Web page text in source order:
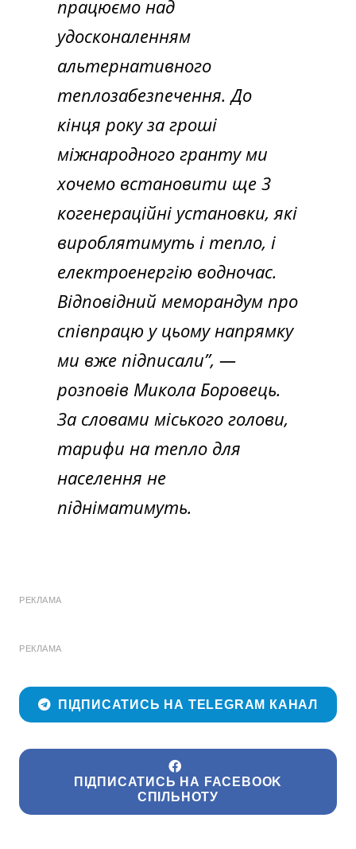
працюємо над
удосконаленням
альтернативного
теплозабезпечення. До
кінця року за гроші
міжнародного гранту ми
хочемо встановити ще 3
когенераційні установки, які
вироблятимуть і тепло, і
електроенергію водночас.
Відповідний меморандум про
співпрацю у цьому напрямку
ми вже підписали”, —
розповів Микола Боровець.
За словами міського голови,
тарифи на тепло для
населення не
підніматимуть.
РЕКЛАМА
РЕКЛАМА
ПІДПИСАТИСЬ НА TELEGRAM КАНАЛ
ПІДПИСАТИСЬ НА FACEBOOK
СПІЛЬНОТУ